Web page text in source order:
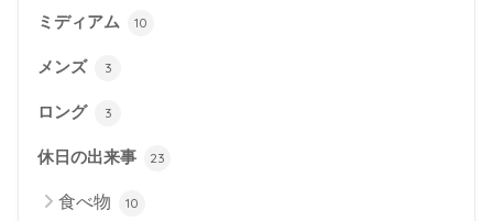
ミディアム 10
メンズ 3
ロング 3
休日の出来事 23
食べ物 10